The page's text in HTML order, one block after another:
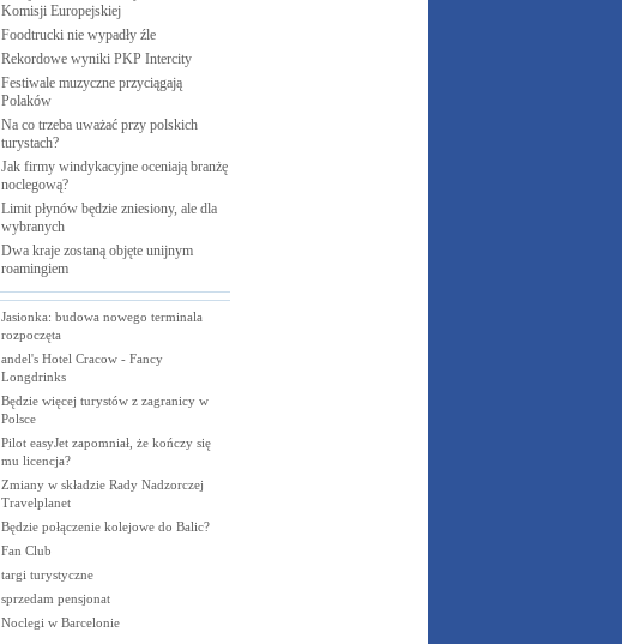
Komisji Europejskiej
Foodtrucki nie wypadły źle
Rekordowe wyniki PKP Intercity
Festiwale muzyczne przyciągają
Polaków
Na co trzeba uważać przy polskich
turystach?
Jak firmy windykacyjne oceniają branżę
noclegową?
Limit płynów będzie zniesiony, ale dla
wybranych
Dwa kraje zostaną objęte unijnym
roamingiem
Jasionka: budowa nowego terminala
rozpoczęta
andel's Hotel Cracow - Fancy
Longdrinks
Będzie więcej turystów z zagranicy w
Polsce
Pilot easyJet zapomniał, że kończy się
mu licencja?
Zmiany w składzie Rady Nadzorczej
Travelplanet
Będzie połączenie kolejowe do Balic?
Fan Club
targi turystyczne
sprzedam pensjonat
Noclegi w Barcelonie